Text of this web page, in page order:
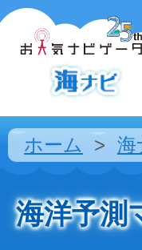
ホーム 海
海洋予測